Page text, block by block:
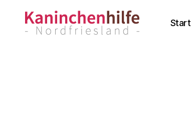
Start